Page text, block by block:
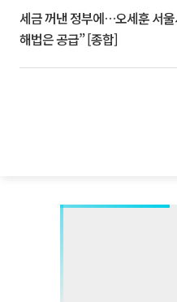
세금 꺼낸 정부에…오세훈 서
해법은 공급” [종합]